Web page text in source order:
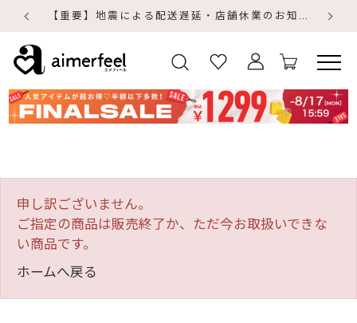
【重要】地震による配送遅延・店舗休業のお知らせ
申し訳ございません。
ご指定の商品は販売終了か、ただ今お取扱いできな
い商品です。
ホームへ戻る